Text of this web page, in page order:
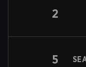
2
5